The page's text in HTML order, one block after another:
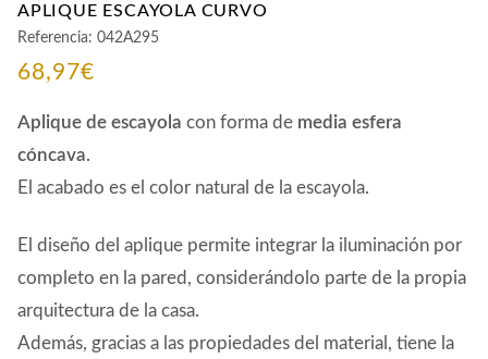
APLIQUE ESCAYOLA CURVO
Referencia: 042A295
68,97€
Aplique de escayola con forma de media esfera
cóncava.
El acabado es el color natural de la escayola.
El diseño del aplique permite integrar la iluminación por
completo en la pared, considerándolo parte de la propia
arquitectura de la casa.
Además, gracias a las propiedades del material, tiene la